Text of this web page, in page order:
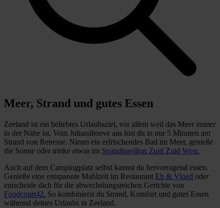
Meer, Strand und gutes Essen
Zeeland ist ein beliebtes Urlaubsziel, vor allem weil das Meer immer
in der Nähe ist. Vom Julianahoeve aus bist du in nur 5 Minuten am
Strand von Renesse. Nimm ein erfrischendes Bad im Meer, genieße
die Sonne oder trinke etwas im Strandpavillon Zuid Zuid West.
Auch auf dem Campingplatz selbst kannst du hervorragend essen.
Genieße eine entspannte Mahlzeit im Restaurant Eb & Vloed oder
entscheide dich für die abwechslungsreichen Gerichte von
Foodcourt42. So kombinierst du Strand, Komfort und gutes Essen
während deines Urlaubs in Zeeland.